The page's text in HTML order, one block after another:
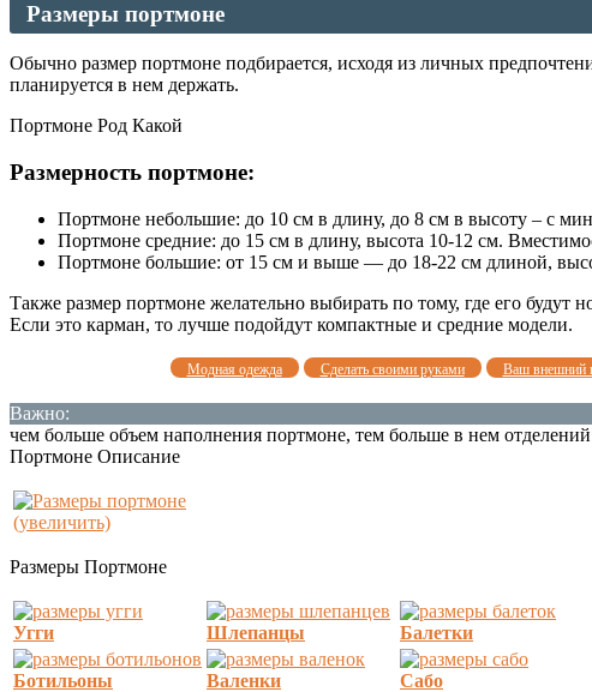
Размеры портмоне
Обычно размер портмоне подбирается, исходя из личных
планируется в нем держать.
Портмоне Род Какой
Размерность портмоне:
Портмоне небольшие: до 10 см в длину, до 8 см в высоту – с
Портмоне средние: до 15 см в длину, высота 10-12 см.
Портмоне большие: от 15 см и выше — до 18-22 см длиной,
Также размер портмоне желательно выбирать по тому, где его будут
Если это карман, то лучше подойдут компактные и средние модели.
Модная одежда Сделать своими руками Ваш внешний
Важно:
чем больше объем наполнения портмоне, тем больше в нем
Портмоне Описание
(увеличить)
Размеры Портмоне
Угги Шлепанцы Балетки
Ботильоны Валенки Сабо